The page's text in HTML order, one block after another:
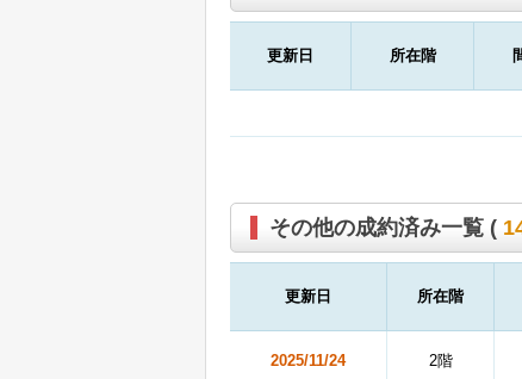
更新日 所在階
その他の成約済み一覧 (
更新日 所在階
2025/11/24 2階